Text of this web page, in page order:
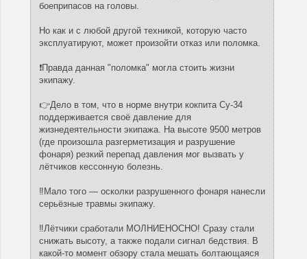
боеприпасов на головы.
Но как и с любой другой техникой, которую часто
эксплуатируют, может произойти отказ или поломка.
❗️Правда данная "поломка" могла стоить жизни
экипажу.
👉Дело в том, что в норме внутри кокпита Су-34
поддерживается своё давление для
жизнедеятельности экипажа. На высоте 9500 метров
(где произошла разгерметизация и разрушение
фонаря) резкий перепад давления мог вызвать у
лётчиков кессонную болезнь.
‼️Мало того — осколки разрушенного фонаря нанесли
серьёзные травмы экипажу.
‼️Лётчики сработали МОЛНИЕНОСНО! Сразу стали
снижать высоту, а также подали сигнал бедствия. В
какой-то момент обзору стала мешать болтающаяся